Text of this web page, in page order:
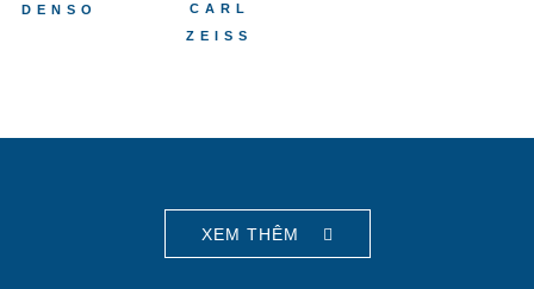
DENSO
CARL
ZEISS
XEM THÊM